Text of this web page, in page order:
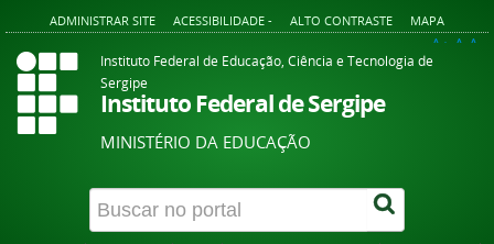
ADMINISTRAR SITE ACESSIBILIDADE - ALTO CONTRASTE MAPA
A+ A A-
Instituto Federal de Educação, Ciência e Tecnologia de
Sergipe
Instituto Federal de Sergipe
MINISTÉRIO DA EDUCAÇÃO